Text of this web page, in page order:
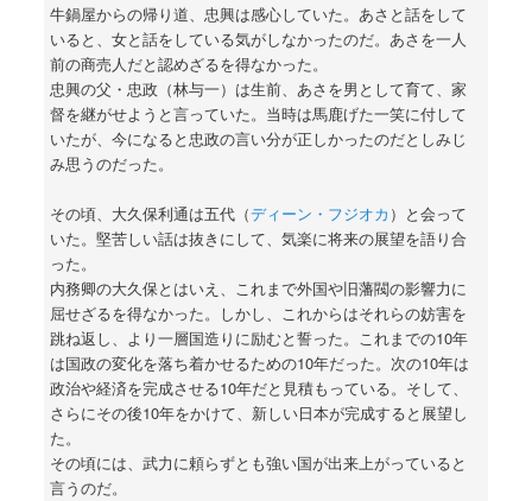
牛鍋屋からの帰り道、忠興は感心していた。あさと話をして
いると、女と話をしている気がしなかったのだ。あさを一人
前の商売人だと認めざるを得なかった。
忠興の父・忠政（林与一）は生前、あさを男として育て、家
督を継がせようと言っていた。当時は馬鹿げた一笑に付して
いたが、今になると忠政の言い分が正しかったのだとしみじ
み思うのだった。
その頃、大久保利通は五代（ディーン・フジオカ ）と会って
いた。堅苦しい話は抜きにして、気楽に将来の展望を語り合
った。
内務卿の大久保とはいえ、これまで外国や旧藩閥の影響力に
屈せざるを得なかった。しかし、これからはそれらの妨害を
跳ね返し、より一層国造りに励むと誓った。これまでの10年
は国政の変化を落ち着かせるための10年だった。次の10年は
政治や経済を完成させる10年だと見積もっている。そして、
さらにその後10年をかけて、新しい日本が完成すると展望し
た。
その頃には、武力に頼らずとも強い国が出来上がっていると
言うのだ。